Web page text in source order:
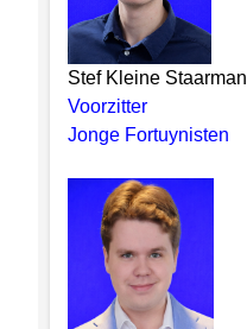
Stef Kleine Staarman
Voorzitter
Jonge Fortuynisten